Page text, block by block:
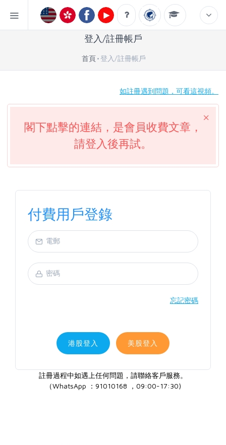
登入/註冊帳戶
首頁 登入/註冊帳戶
如註冊遇到問題，可看這視頻。
閣下點擊的連結，是會員收費文章，
請登入後再試。
付費用戶登錄
忘記密碼
港股登入 美股登入
註冊過程中如遇上任何問題，請聯絡客戶服務。
（WhatsApp ：91010168 ，09:00-17:30)